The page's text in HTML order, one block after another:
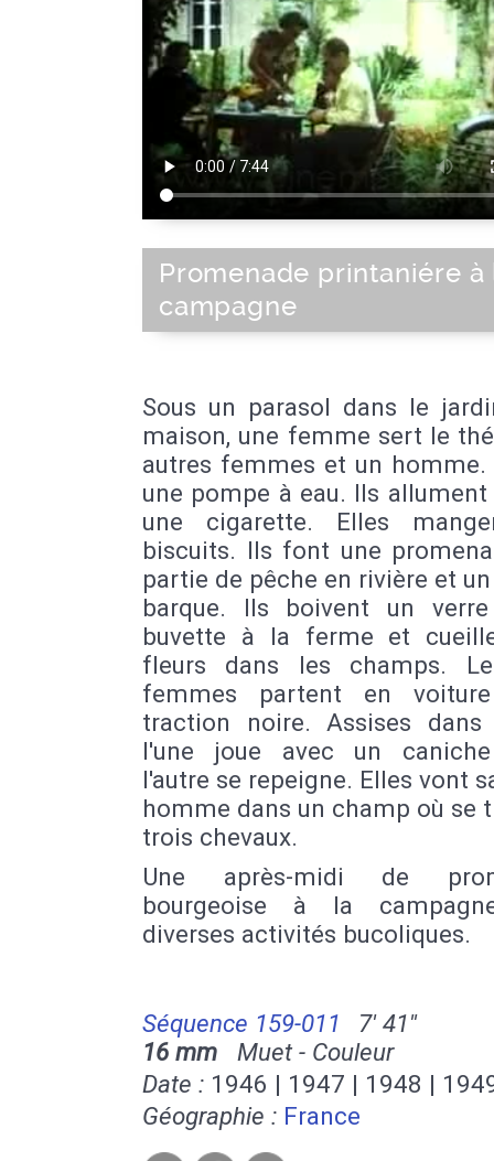
Promenade printaniére à
campagne
Sous un parasol dans le
maison, une femme sert le
autres femmes et un homme.
une pompe à eau. Ils allument
une cigarette. Elles
biscuits. Ils font une
partie de pêche en rivière et
barque. Ils boivent un
buvette à la ferme et
fleurs dans les champs.
femmes partent en
traction noire. Assises dans
l'une joue avec un
l'autre se repeigne. Elles vont
homme dans un champ où se
trois chevaux.
Une après-midi de
bourgeoise à la
diverses activités bucoliques.
Séquence 159-011
7' 41''
16 mm Muet - Couleur
Date : 1946 | 1947 | 1948 |
Géographie : France